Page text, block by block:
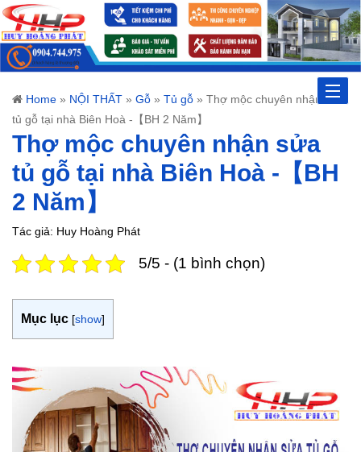
Toggle
Home » NỘI THẤT » Gỗ » Tủ gỗ » Thợ mộc chuyên nhận sửa
tủ gỗ tại nhà Biên Hoà -【BH 2 Năm】
Thợ mộc chuyên nhận sửa
tủ gỗ tại nhà Biên Hoà -【BH
2 Năm】
Tác giả: Huy Hoàng Phát
5/5 - (1 bình chọn)
Mục lục [show]